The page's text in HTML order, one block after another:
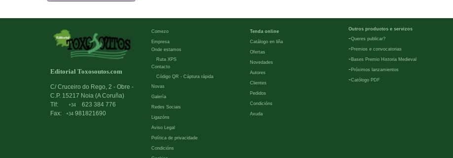
Editorial Toxosoutos.com
C/ Cruceiro do Rego, 2 - Obre -
C.P. 15217 Noia (A Coruña)
Tlf:
+34
623 384 776
Fax:
+34 981821690
Comezo
Empresa
Onde estamos
Ruta XPS
Contacto
Código QR - Cáptura rápida
Novas
Galería
Redes Sociais
Ligazóns
Aviso Legal
Política de privacidade
Condicións
Tenda online
Catálogo en liña
Ofertas
Novedades
Autores
Clientes
Pedidos
Condicións
Axuda
Outros productos e servizos
-Queres publicar?
- Premios e convocatorias
- Bases Premio Historia Medieval
- Próximos lanzamientos
-Católogo PDF